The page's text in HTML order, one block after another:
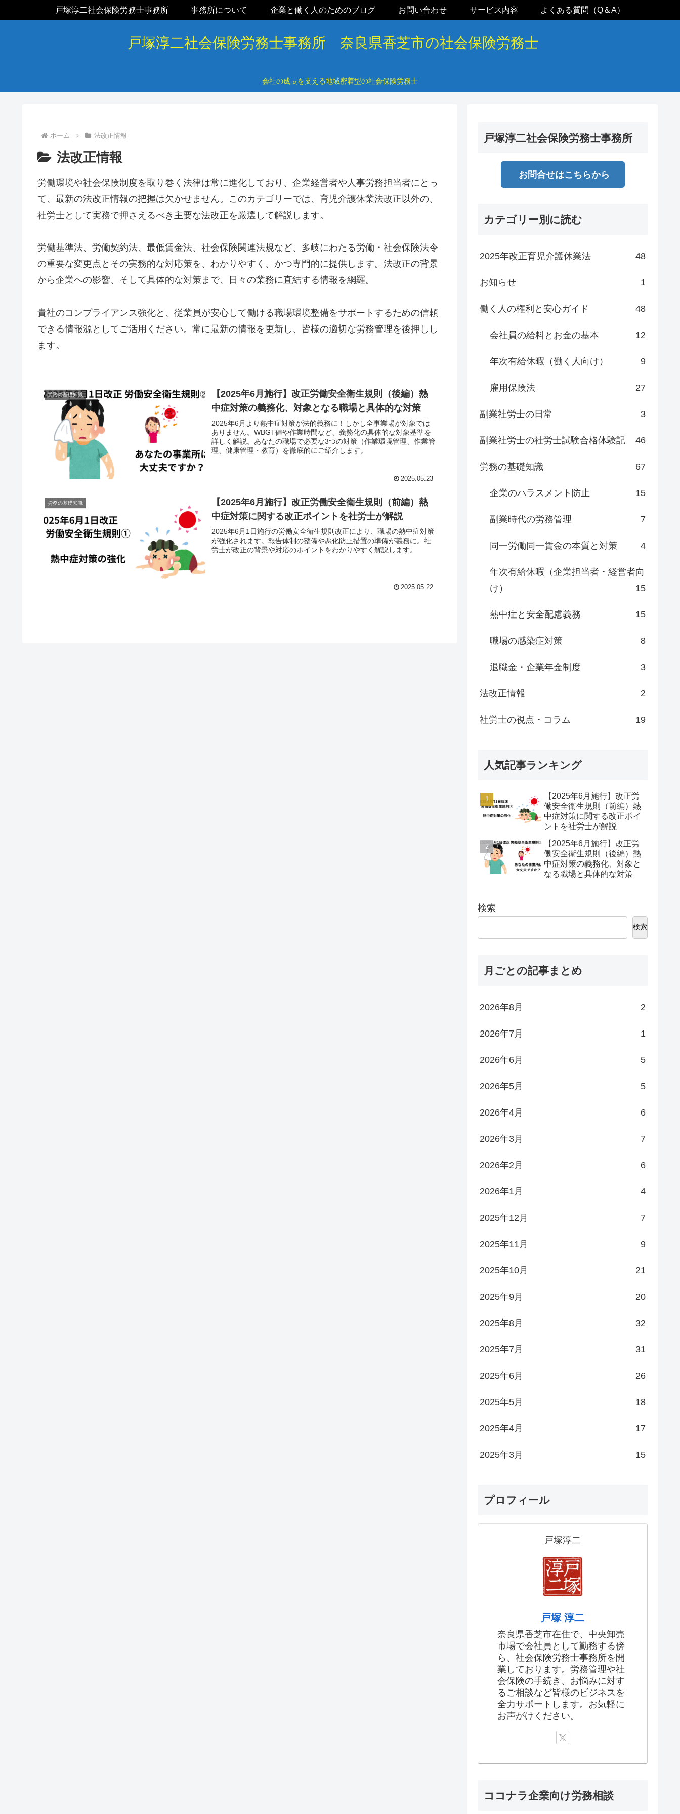
戸塚淳二社会保険労務士事務所 奈良県香芝市の社会保険労務士
会社の成長を支える地域密着型の社会保険労務士
戸塚淳二社会保険労務士事務所 事務所について 企業と働く人のためのブログ お問い合わせ サービス内容 よくある質問（Q＆A）
ホーム 法改正情報
法改正情報
労働環境や社会保険制度を取り巻く法律は常に進化しており、企業経営者や人事労務担当者にとっ
て、最新の法改正情報の把握は欠かせません。このカテゴリーでは、育児介護休業法改正以外の、
社労士として実務で押さえるべき主要な法改正を厳選して解説します。
労働基準法、労働契約法、最低賃金法、社会保険関連法規など、多岐にわたる労働・社会保険法令
の重要な変更点とその実務的な対応策を、わかりやすく、かつ専門的に提供します。法改正の背景
から企業への影響、そして具体的な対策まで、日々の業務に直結する情報を網羅。
貴社のコンプライアンス強化と、従業員が安心して働ける職場環境整備をサポートするための信頼
できる情報源としてご活用ください。常に最新の情報を更新し、皆様の適切な労務管理を後押しし
ます。
労務の基礎知識
【2025年6月施行】改正労働安全衛生規則（後編）熱
中症対策の義務化、対象となる職場と具体的な対策
2025年6月より熱中症対策が法的義務に！しかし全事業場が対象では
ありません。WBGT値や作業時間など、義務化の具体的な対象基準を
詳しく解説。あなたの職場で必要な3つの対策（作業環境管理、作業管
理、健康管理・教育）を徹底的にご紹介します。
2025.05.23
労務の基礎知識
【2025年6月施行】改正労働安全衛生規則（前編）熱
中症対策に関する改正ポイントを社労士が解説
2025年6月1日施行の労働安全衛生規則改正により、職場の熱中症対策
が強化されます。報告体制の整備や悪化防止措置の準備が義務に。社
労士が改正の背景や対応のポイントをわかりやすく解説します。
2025.05.22
戸塚淳二社会保険労務士事務所
お問合せはこちらから
カテゴリー別に読む
2025年改正育児介護休業法 48
お知らせ 1
働く人の権利と安心ガイド 48
会社員の給料とお金の基本 12
年次有給休暇（働く人向け） 9
雇用保険法 27
副業社労士の日常 3
副業社労士の社労士試験合格体験記 46
労務の基礎知識 67
企業のハラスメント防止 15
副業時代の労務管理 7
同一労働同一賃金の本質と対策 4
年次有給休暇（企業担当者・経営者向
け）
15
熱中症と安全配慮義務 15
職場の感染症対策 8
退職金・企業年金制度 3
法改正情報 2
社労士の視点・コラム 19
人気記事ランキング
【2025年6月施行】改正労
働安全衛生規則（前編）熱
中症対策に関する改正ポイ
ントを社労士が解説
【2025年6月施行】改正労
働安全衛生規則（後編）熱
中症対策の義務化、対象と
なる職場と具体的な対策
検索
検索
月ごとの記事まとめ
2026年8月 2
2026年7月 1
2026年6月 5
2026年5月 5
2026年4月 6
2026年3月 7
2026年2月 6
2026年1月 4
2025年12月 7
2025年11月 9
2025年10月 21
2025年9月 20
2025年8月 32
2025年7月 31
2025年6月 26
2025年5月 18
2025年4月 17
2025年3月 15
プロフィール
戸塚淳二
戸塚 淳二
奈良県香芝市在住で、中央卸売
市場で会社員として勤務する傍
ら、社会保険労務士事務所を開
業しております。労務管理や社
会保険の手続き、お悩みに対す
るご相談など皆様のビジネスを
全力サポートします。お気軽に
お声がけください。
ココナラ企業向け労務相談